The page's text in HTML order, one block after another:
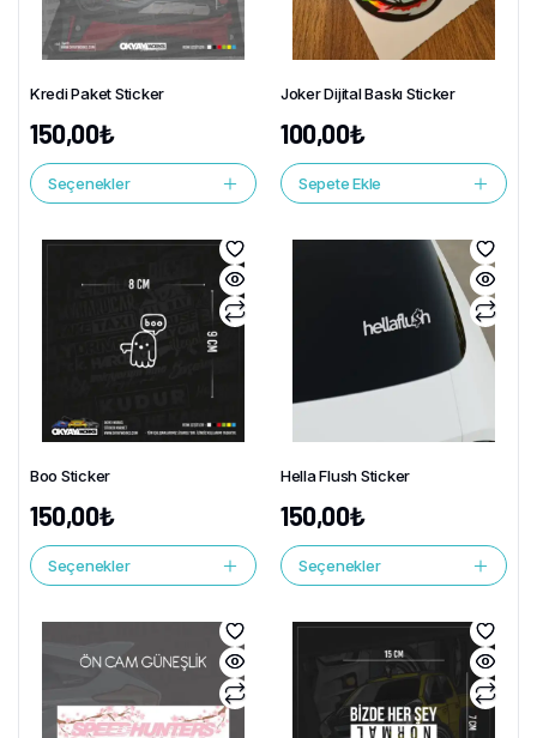
Kredi Paket Sticker
150,00₺
Seçenekler
Joker Dijital Baskı Sticker
100,00₺
Sepete Ekle
Boo Sticker
150,00₺
Seçenekler
Hella Flush Sticker
150,00₺
Seçenekler